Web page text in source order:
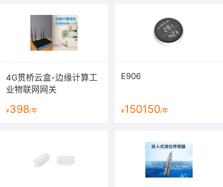
4G贯桥云盒-边缘计算工
业物联网网关
¥398/年
E906
¥150150/年